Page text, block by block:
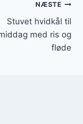
NÆSTE
Stuvet hvidkål til
med ris og
fløde